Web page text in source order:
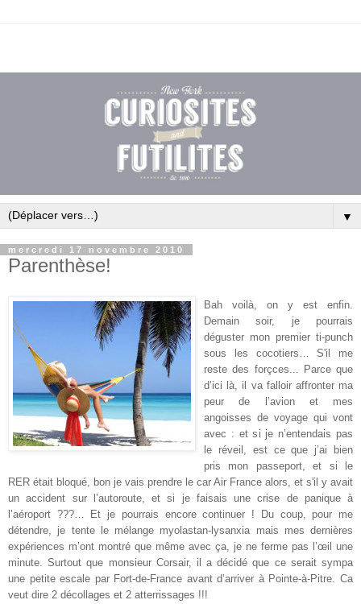
▼
mercredi 17 novembre 2010
Parenthèse!
Bah voilà, on y est enfin.
Demain soir, je pourrais
déguster mon premier ti-punch
sous les cocotiers… S'il me
reste des forçces... Parce que
d’ici là, il va falloir affronter ma
peur de l’avion et mes
angoisses de voyage qui vont
avec : et si je n’entendais pas
le réveil, est ce que j’ai bien
pris mon passeport, et si le
RER était bloqué, bon je vais prendre le car Air France alors, et s'il y avait
un accident sur l’autoroute, et si je faisais une crise de panique à
l’aéroport ???… Et je pourrais encore continuer ! Du coup, pour me
détendre, je tente le mélange myolastan-lysanxia mais mes dernières
expériences m’ont montré que même avec ça, je ne ferme pas l’œil une
minute.Surtout que monsieur Corsair, il a décidé que ce serait sympa
une petite escale par Fort-de-France avant d’arriver à Pointe-à-Pitre. Ca
veut dire 2 décollages et 2 atterrissages !!!